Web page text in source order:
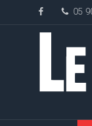
05